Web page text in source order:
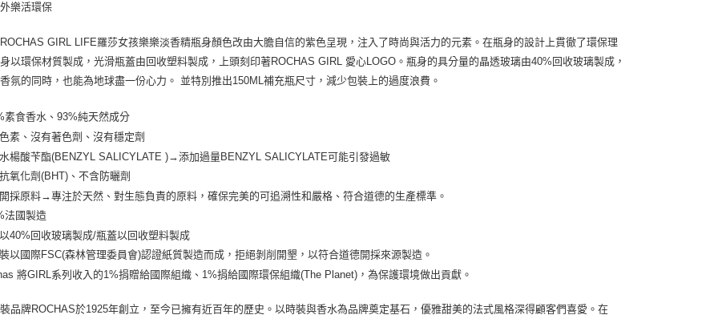
樂活環保
GIRL LIFE羅莎女孩樂樂淡香精瓶身顏色改由大膽自信的紫色呈現，注入了時尚與活力的元素。在瓶身的設計上貫徹了環保理
以環保材質製成，光滑瓶蓋由回收塑料製成，上頭刻印著ROCHAS GIRL 愛心LOGO。瓶身的具分量的晶透玻璃由40%回收玻璃製成，
氛的同時，也能為地球盡一份心力。 並特別推出150ML補充瓶尺寸，減少包裝上的過度浪費。
素食香水、93%純天然成分
素、沒有著色劑、沒有穩定劑
楊酸苄酯(BENZYL SALICYLATE )→添加過量BENZYL SALICYLATE可能引發過敏
氧化劑(BHT)、不含防曬劑
採原料→專注於天然、對生態負責的原料，確保完美的可追溯性和嚴格、符合道德的生產標準。
法國製造
40%回收玻璃製成/瓶蓋以回收塑料製成
以國際FSC(森林管理委員會)認證紙質製造而成，拒絕剝削開墾，以符合道德開採來源製造。
將GIRL系列收入的1%捐贈給國際組織、1%捐給國際環保組織(The Planet)，為保護環境做出貢獻。
品牌ROCHAS於1925年創立，至今已擁有近百年的歷史。以時裝與香水為品牌奠定基石，優雅甜美的法式風格深得顧客們喜愛。在